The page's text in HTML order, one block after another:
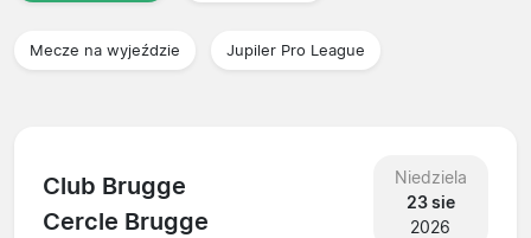
Mecze na wyjeździe Jupiler Pro League
Club Brugge
Cercle Brugge
Niedziela
23 sie
2026